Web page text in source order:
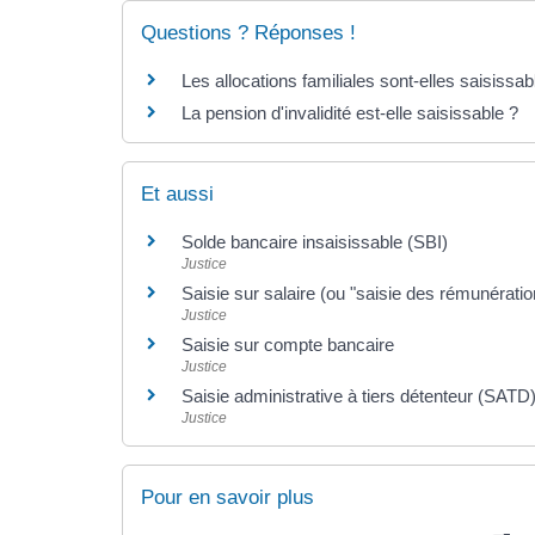
Questions ? Réponses !
Les allocations familiales sont-elles
La pension d'invalidité est-elle saisissable ?
Et aussi
Solde bancaire insaisissable (SBI)
Justice
Saisie sur salaire (ou "saisie des
Justice
Saisie sur compte bancaire
Justice
Saisie administrative à tiers détenteur (SATD)
Justice
Pour en savoir plus